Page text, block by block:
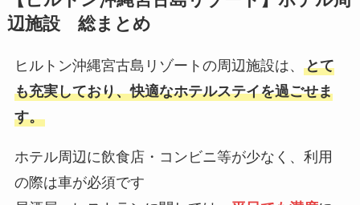
辺施設 総まとめ
ヒルトン沖縄宮古島リゾートの周辺施設は、 とて
も充実しており、快適なホテルステイを過ごせま
す。
ホテル周辺に飲食店・コンビニ等が少なく、利用
の際は車が必須です